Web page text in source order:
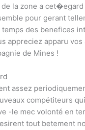
la zone a
pour gerant
des benefices
appreciez apparu
de Mines !
assez
compétiteurs
-le mec volonté en
tout betement